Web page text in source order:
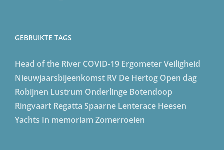
GEBRUIKTE TAGS
Head of the River COVID-19 ErgometerVeiligheid
Nieuwjaarsbijeenkomst RV De Hertog Open dag
Robijnen Lustrum Onderlinge Botendoop
Ringvaart Regatta Spaarne Lenterace Heesen
Yachts In memoriam Zomerroeien